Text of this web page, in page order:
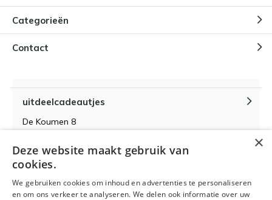
Categorieën
Contact
uitdeelcadeautjes
De Koumen 8
KvK-nummer 14087571
BTW-nummer NL 815399145 B01
×
Deze website maakt gebruik van
cookies.
We gebruiken cookies om inhoud en advertenties te personaliseren
en om ons verkeer te analyseren. We delen ook informatie over uw